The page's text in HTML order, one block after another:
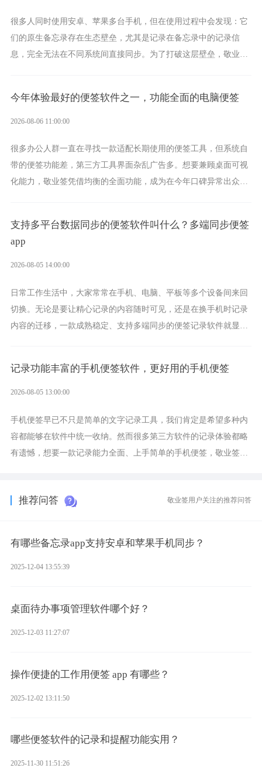
很多人同时使用安卓、苹果多台手机，但在使用过程中会发现：它
们的原生备忘录存在生态壁垒，尤其是记录在备忘录中的记录信
息，完全无法在不同系统间直接同步。为了打破这层壁垒，敬业签
今年体验最好的便签软件之一，功能全面的电脑便签
2026-08-06 11:00:00
很多办公人群一直在寻找一款适配长期使用的便签工具，但系统自
带的便签功能差，第三方工具界面杂乱广告多。想要兼顾桌面可视
化能力，敬业签凭借均衡的全面功能，成为在今年口碑异常出众的
支持多平台数据同步的便签软件叫什么？多端同步便签
app
2026-08-05 14:00:00
日常工作生活中，大家常常在手机、电脑、平板等多个设备间来回
切换。无论是要让精心记录的内容随时可见，还是在换手机时记录
内容的迁移，一款成熟稳定、支持多端同步的便签记录软件就显得
记录功能丰富的手机便签软件，更好用的手机便签
2026-08-05 13:00:00
手机便签早已不只是简单的文字记录工具，我们肯定是希望多种内
容都能够在软件中统一收纳。然而很多第三方软件的记录体验都略
有遗憾，想要一款记录能力全面、上手简单的手机便签，敬业签是
推荐问答 敬业签用户关注的推荐问答
有哪些备忘录app支持安卓和苹果手机同步？
2025-12-04 13:55:39
桌面待办事项管理软件哪个好？
2025-12-03 11:27:07
操作便捷的工作用便签 app 有哪些？
2025-12-02 13:11:50
哪些便签软件的记录和提醒功能实用？
2025-11-30 11:51:26